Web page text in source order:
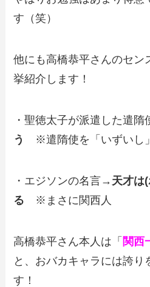
す（笑）
他にも高橋恭平さんのセン
挙紹介します！
・聖徳太子が派遣した遣
う
※遣隋使を「いずいし
・エジソンの名言→ 天才は
る ※まさに関西人
高橋恭平さん本人は「 関西
と、おバカキャラには誇り
す！